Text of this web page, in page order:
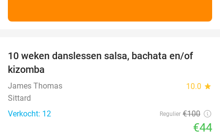
56%
10 weken danslessen salsa, bachata en/of
kizomba
James Thomas 10.0 star
Sittard
Verkocht: 12
Regulier €100
€44